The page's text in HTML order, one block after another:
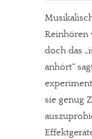
Reinhören
doch das
anhört“
sie genug